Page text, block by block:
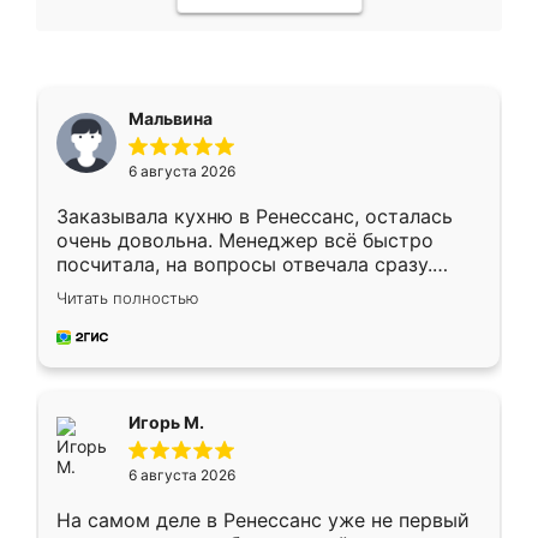
Мальвина
6 августа 2026
Заказывала кухню в Ренессанс, осталась
очень довольна. Менеджер всё быстро
посчитала, на вопросы отвечала сразу.
Замерщик приехал в субботу, подошёл к
делу со всей ответственностью. Собрали
за день, ребята работали аккуратно, даже
Читать полностью
Игорь М.
6 августа 2026
На самом деле в Ренессанс уже не первый